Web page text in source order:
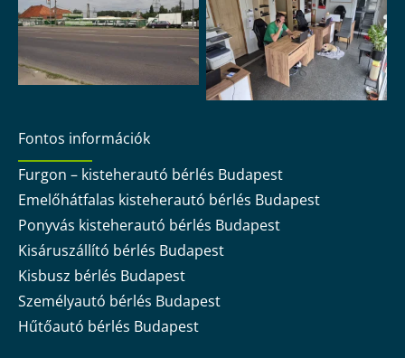
Fontos információk
Furgon – kisteherautó bérlés Budapest
Emelőhátfalas kisteherautó bérlés Budapest
Ponyvás kisteherautó bérlés Budapest
Kisáruszállító bérlés Budapest
Kisbusz bérlés Budapest
Személyautó bérlés Budapest
Hűtőautó bérlés Budapest